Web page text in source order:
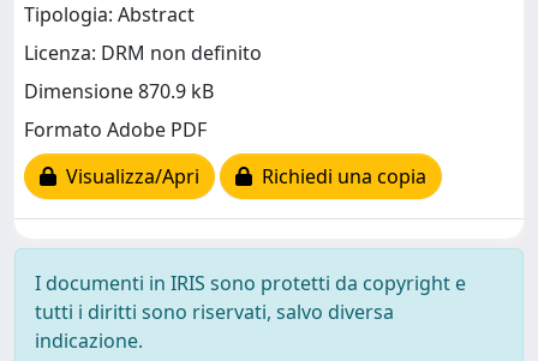
Tipologia: Abstract
Licenza: DRM non definito
Dimensione 870.9 kB
Formato Adobe PDF
Visualizza/Apri
Richiedi una copia
I documenti in IRIS sono protetti da copyright e
tutti i diritti sono riservati, salvo diversa
indicazione.